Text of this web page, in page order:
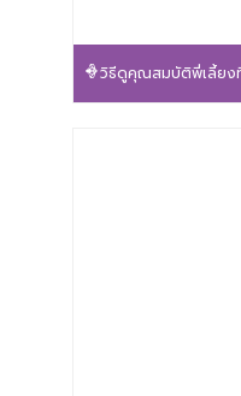
วิธีดูคุณสมบัติพี่เลี้ยงที่ดีในปี